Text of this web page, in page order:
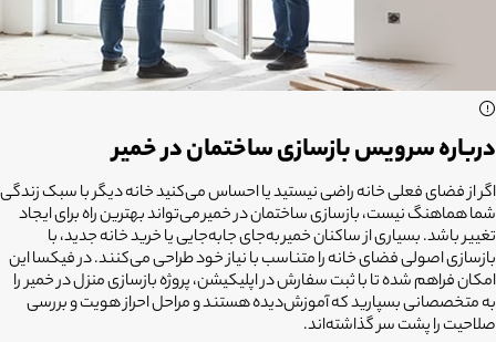
درباره سرویس بازسازی ساختمان در خمیر
اگر از فضای فعلی خانه راضی نیستید یا احساس می‌کنید خانه دیگر با سبک زندگی
شما هماهنگ نیست،بازسازی ساختمان در خمیرمی‌تواند بهترین راه برای ایجاد
تغییر باشد. بسیاری از ساکنان خمیر به‌جای جابه‌جایی یا خرید خانه جدید، با
بازسازی اصولی فضای خانه را متناسب با نیاز خود طراحی می‌کنند. در فیکسا این
امکان فراهم شده تا با ثبت سفارش در اپلیکیشن، پروژه بازسازی منزل در خمیر را
به متخصصانی بسپارید که آموزش‌دیده هستند و مراحل احراز هویت و بررسی
صلاحیت را پشت سر گذاشته‌اند.